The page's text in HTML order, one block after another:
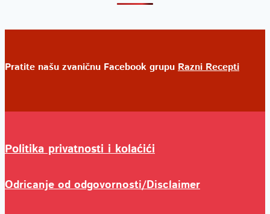
Pratite našu zvaničnu Facebook grupu Razni Recepti
Politika privatnosti i kolaćići
Odricanje od odgovornosti/Disclaimer